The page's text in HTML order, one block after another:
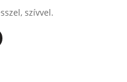
szívvel.